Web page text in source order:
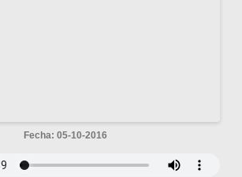
Fecha: 05-10-2016